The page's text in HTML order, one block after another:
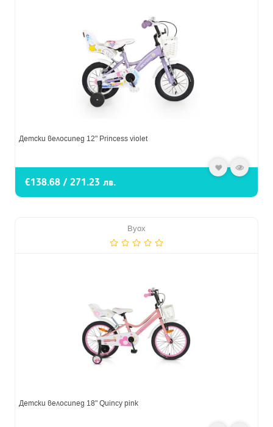
Детски велосипед 12" Princess violet
€138.68 / 271.23 лв.
Byox
Детски велосипед 18" Quincy pink